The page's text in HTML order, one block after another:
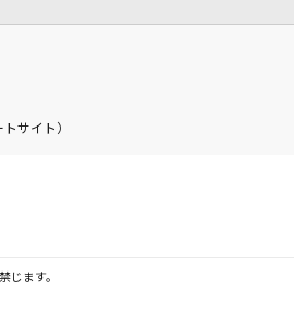
サイト）
じます。